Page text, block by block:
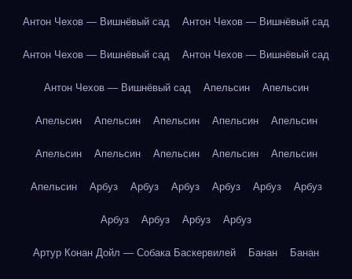
Антон Чехов — Вишнёвый сад Антон Чехов — Вишнёвый сад
Антон Чехов — Вишнёвый сад Антон Чехов — Вишнёвый сад
Антон Чехов — Вишнёвый сад Апельсин Апельсин
Апельсин Апельсин Апельсин Апельсин Апельсин
Апельсин Апельсин Апельсин Апельсин Апельсин
Апельсин Арбуз Арбуз Арбуз Арбуз Арбуз Арбуз
Арбуз Арбуз Арбуз Арбуз
Артур Конан Дойл — Собака Баскервилей Банан Банан